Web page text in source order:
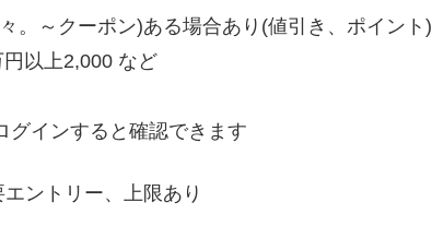
。～クーポン)ある場合あり(値引き、ポイント)
以上2,000 など
グインすると確認できます
ントリー、上限あり